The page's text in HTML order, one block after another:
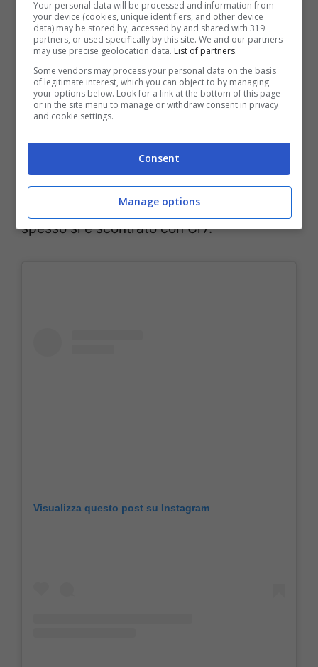
serata speciale e da incorniciare con un
gol e un assist. Esulta tutta la Serbia, in
campo e in tutta la nazionale. Una squadra
con tanta serie A in campo: dal 1’ ci sono
anche il laziale Milinkovic-Savic, uno dei
più bravi e concentrati, fondamentali
alcuni suoi recuperi in mezzo al campo, ma
anche Milenkovic della Fiorentina che
spesso si è scontrato con Cr7.
Visualizza questo post su Instagram
Your personal data will be processed and information from
your device (cookies, unique identifiers, and other device
data) may be stored by, accessed by and shared with 319
partners, or used specifically by this site. We and our partners
may use precise geolocation data. List of partners.
Some vendors may process your personal data on the basis
of legitimate interest, which you can object to by managing
your options below. Look for a link at the bottom of this page
or in the site menu to manage or withdraw consent in privacy
and cookie settings.
Consent
Manage options